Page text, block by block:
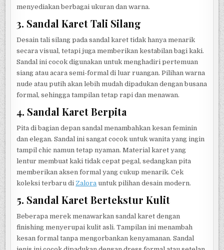
menyediakan berbagai ukuran dan warna.
3. Sandal Karet Tali Silang
Desain tali silang pada sandal karet tidak hanya menarik
secara visual, tetapi juga memberikan kestabilan bagi kaki.
Sandal ini cocok digunakan untuk menghadiri pertemuan
siang atau acara semi-formal di luar ruangan. Pilihan warna
nude atau putih akan lebih mudah dipadukan dengan busana
formal, sehingga tampilan tetap rapi dan menawan.
4. Sandal Karet Berpita
Pita di bagian depan sandal menambahkan kesan feminin
dan elegan. Sandal ini sangat cocok untuk wanita yang ingin
tampil chic namun tetap nyaman. Material karet yang
lentur membuat kaki tidak cepat pegal, sedangkan pita
memberikan aksen formal yang cukup menarik. Cek
koleksi terbaru di Zalora untuk pilihan desain modern.
5. Sandal Karet Bertekstur Kulit
Beberapa merek menawarkan sandal karet dengan
finishing menyerupai kulit asli. Tampilan ini menambah
kesan formal tanpa mengorbankan kenyamanan. Sandal